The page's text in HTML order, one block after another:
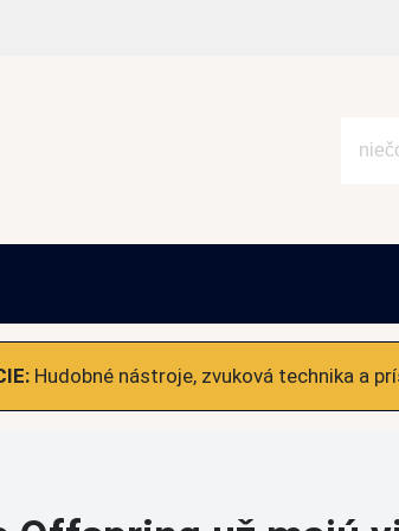
Hudobné nástroje, zvuková technika a